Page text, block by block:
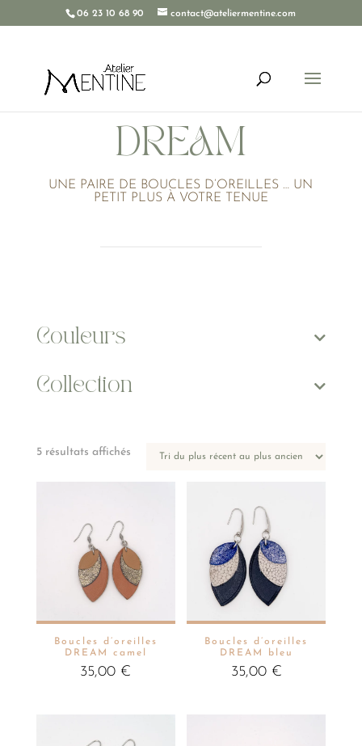
06 23 10 68 90 contact@ateliermentine.com
DREAM
UNE PAIRE DE BOUCLES D’OREILLES … UN
PETIT PLUS À VOTRE TENUE
Couleurs
Collection
5 résultats affichésTrié
plus
ancien
Boucles d’oreilles
DREAM camel
35,00 €
Boucles d’oreilles
DREAM bleu
35,00 €